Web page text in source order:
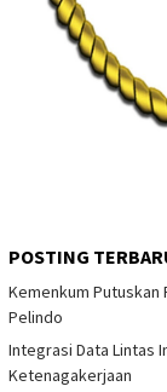
POSTING
Kemenkum Putuskan
Pelindo
Integrasi Data Lintas
Ketenagakerjaan